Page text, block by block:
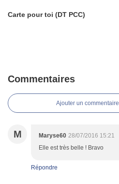
Carte pour toi (DT PCC)
Commentaires
Ajouter un commentaire
M Maryse60 28/07/2016 15:21
Elle est très belle ! Bravo
Répondre